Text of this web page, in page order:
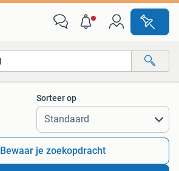
Alle afstanden…
Sorteer op
Bewaar je zoekopdracht